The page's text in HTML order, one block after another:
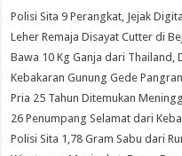
Polisi Sita 9 Perangkat, Jejak
Leher Remaja Disayat Cutter di
Bawa 10 Kg Ganja dari Thailand,
Kebakaran Gunung Gede
Pria 25 Tahun Ditemukan
26 Penumpang Selamat dari
Polisi Sita 1,78 Gram Sabu dari